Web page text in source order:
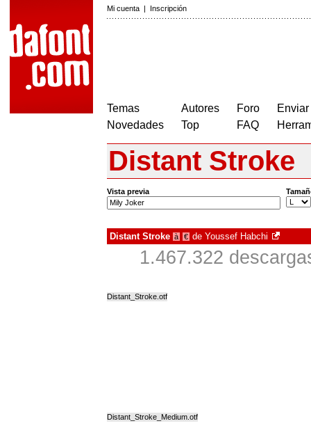
Mi cuenta | Inscripción
Temas
Novedades
Autores
Top
Foro
FAQ
Distant Stroke
Vista previa
Distant Stroke à € de Youssef Habchi
1.467.322
Distant_Stroke.otf
Distant_Stroke_Medium.otf